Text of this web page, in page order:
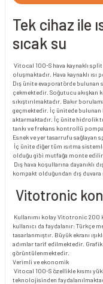
Tek cihaz ile
sıcak su
Vitocal 100-S hava kaynaklı split
oluşmaktadır. Hava kaynaklı ısı
Dış ünite evaporatörde bulunan
çekmektedir. Soğutucu akışkan
sıkıştırılmaktadır. Bakır
geçmektedir. İç ünitede bulunan
aktarmaktadır. İç ünite hidrolik
tankı ve frekans kontrollü
Esnek ve yer tasarrufu sağlayan
İç ünite diğer tüm ısıtma
olduğu gibi mutfağa monte edilir.
Dış hava koşullarına dayanıklı
kompakt olduğundan dış
Vitotronic
Kullanımı kolay Vitotronic 200
kullanıcı da faydalanır: Türkçe
tasarlanmıştır. Büyük ekranı
adımlar tarif edilmektedir. Grafik
görüntülenmektedir.
Verimli ve ekonomik
Vitocal 100-S özellikle kısmı
teknolojisinden